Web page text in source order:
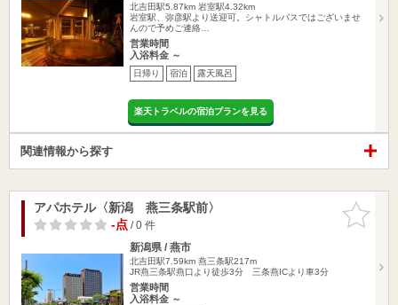
北吉田駅5.87km 岩室駅4.32km
岩室駅、弥彦駅より送迎可。シャトルバスではございませ
んので予めご連絡…
営業時間
入浴料金 ～
日帰り 宿泊 露天風呂
楽天トラベルの宿泊プランを見る
関連情報から探す
お気に入
りに追加
アパホテル〈新潟 燕三条駅前〉
-点/ 0 件
新潟県 / 燕市
北吉田駅7.59km 燕三条駅217m
JR燕三条駅燕口より徒歩3分 三条燕ICより車3分
営業時間
入浴料金 ～